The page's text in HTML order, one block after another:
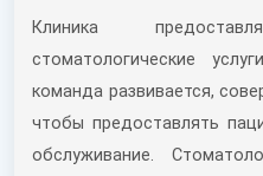
Клиника
стоматологические
команда развивается,
чтобы предоставлять
обслуживание.